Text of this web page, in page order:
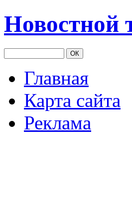
Новостной
Главная
Карта сайта
Реклама